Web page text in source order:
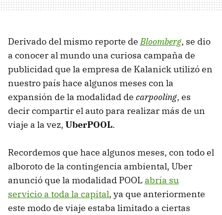
Derivado del mismo reporte deBloomberg, se dio
a conocer al mundo una curiosa campaña de
publicidad que la empresa de Kalanick utilizó en
nuestro país hace algunos meses con la
expansión de la modalidad de carpooling, es
decir compartir el auto para realizar más de un
viaje a la vez, UberPOOL.
Recordemos que hace algunos meses, con todo el
alboroto de la contingencia ambiental, Uber
anunció que la modalidad POOL abría su
servicio a toda la capital, ya que anteriormente
este modo de viaje estaba limitado a ciertas